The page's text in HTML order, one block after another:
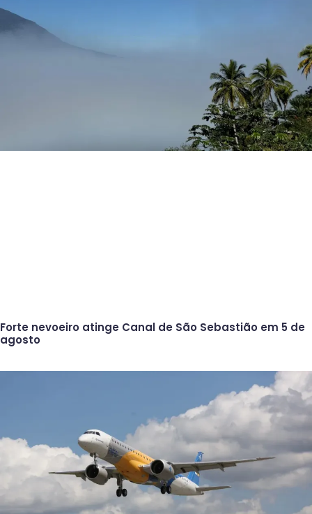
Forte nevoeiro atinge Canal de São Sebastião em 5 de
agosto